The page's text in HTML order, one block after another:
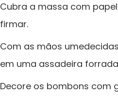
Cubra a massa com
firmar.
Com as mãos
em uma assadeira
Decore os bombons com